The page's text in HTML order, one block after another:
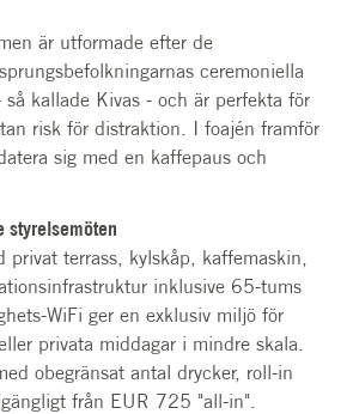
är utformade efter de
ceremoniella
kallade Kivas - och är perfekta för
risk för distraktion. I foajén framför
sig med en kaffepaus och
styrelsemöten
privat terrass, kylskåp, kaffemaskin,
inklusive 65-tums
WiFi ger en exklusiv miljö för
privata middagar i mindre skala.
obegränsat antal drycker, roll-in
från EUR 725 "all-in".